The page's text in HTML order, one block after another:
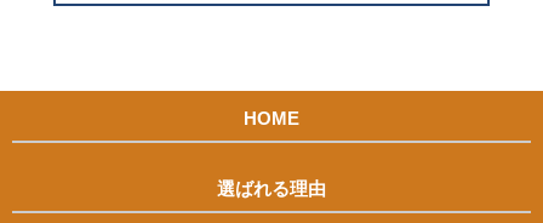
HOME
選ばれる理由